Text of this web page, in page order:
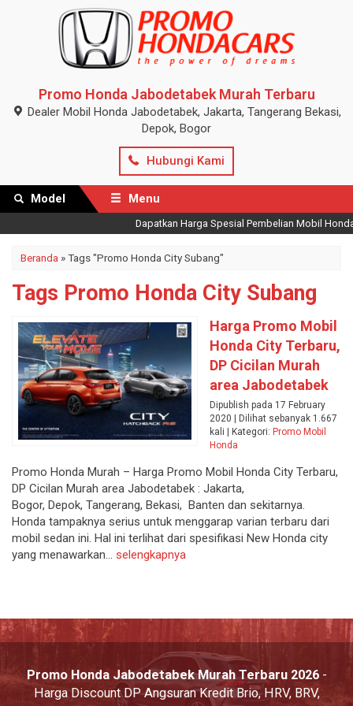
Promo Honda Jabodetabek Murah Terbaru
Dealer Mobil Honda Jabodetabek, Jakarta, Tangerang Bekasi,
Depok, Bogor
Hubungi Kami
Model Menu
Dapatkan Harga Spesial Pembelian Mobil
Beranda »Tags "Promo Honda City Subang"
Tags Promo Honda City Subang
Harga Promo Mobil
Honda City Terbaru,
DP Cicilan Murah
area Jabodetabek
Dipublish pada 17 February
2020 | Dilihat sebanyak 1.667
kali | Kategori: Promo Mobil
Honda
Promo Honda Murah – Harga Promo Mobil Honda City Terbaru,
DP Cicilan Murah area Jabodetabek : Jakarta,
Bogor, Depok, Tangerang, Bekasi, Banten dan sekitarnya.
Honda tampaknya serius untuk menggarap varian terbaru dari
mobil sedan ini. Hal ini terlihat dari spesifikasi New Honda city
yang menawarkan... selengkapnya
Promo Honda Jabodetabek Murah Terbaru 2026-
Harga Discount DP Angsuran Kredit Brio, HRV, BRV,